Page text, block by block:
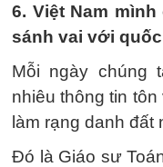
6. Việt Nam
sánh vai với
Mỗi ngày chúng
nhiêu thông tin
làm rạng danh đất
Đó là Giáo sư